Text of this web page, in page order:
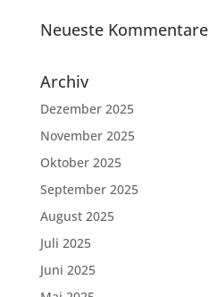
Neueste Kommentare
Archiv
Dezember 2025
November 2025
Oktober 2025
September 2025
August 2025
Juli 2025
Juni 2025